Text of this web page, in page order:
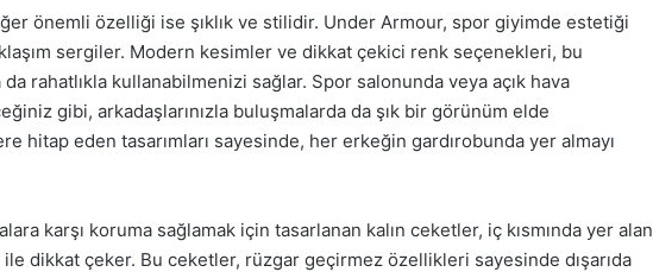
önemli özelliği ise şıklık ve stilidir. Under Armour, spor giyimde estetiği
sergiler. Modern kesimler ve dikkat çekici renk seçenekleri, bu
rahatlıkla kullanabilmenizi sağlar. Spor salonunda veya açık hava
gibi, arkadaşlarınızla buluşmalarda da şık bir görünüm elde
hitap eden tasarımları sayesinde, her erkeğin gardırobunda yer almayı
karşı koruma sağlamak için tasarlanan kalın ceketler, iç kısmında yer alan
dikkat çeker. Bu ceketler, rüzgar geçirmez özellikleri sayesinde dışarıda